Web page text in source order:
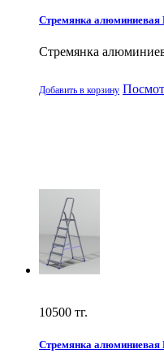
Стремянка алюминиевая
Стремянка
Добавить в корзину
10500 тг.
Стремянка алюминиевая